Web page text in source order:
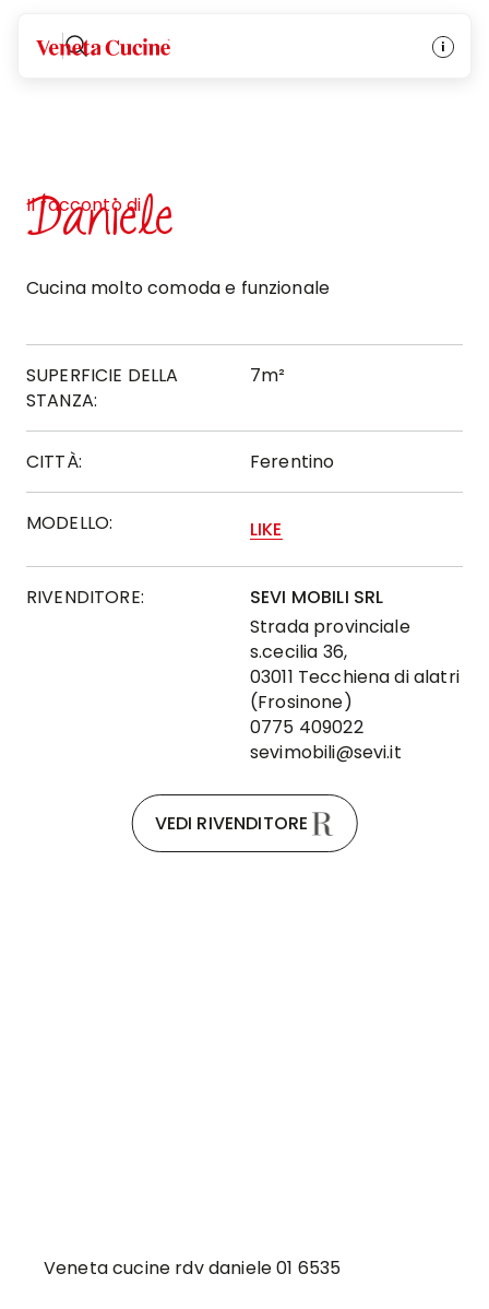
Veneta Cucine
Il racconto di
Daniele
Cucina molto comoda e funzionale
SUPERFICIE DELLA
STANZA:
7m²
CITTÀ: Ferentino
MODELLO: LIKE
RIVENDITORE:
SEVI MOBILI SRL
Strada provinciale
s.cecilia 36,
03011 Tecchiena di alatri
(Frosinone)
0775 409022
sevimobili@sevi.it
VEDI RIVENDITORE
Veneta cucine rdv daniele 01 6535